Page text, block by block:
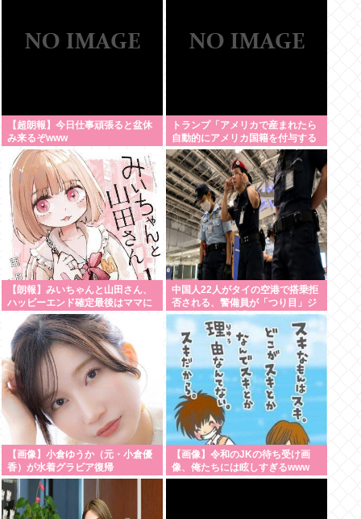
【超朗報】今日仕事頑張ると盆休
み来るぞwww
トランプ「アメリカで産まれたら
自動的にアメリカ国籍を付与する
のをやめる！」
【朗報】みいちゃんと山田さん、
ハッピーエンド確定最後はママに
埋葬される・・・・・・・・・
中国人22人がタイの空港で搭乗拒
否される、警備員が「つり目」ジ
ェスチャー―香港メディア [8/6]
【画像】小倉ゆうか（元・小倉優
香）が水着グラビア復帰
【画像】令和のJKの待ち受け画
像、俺たちには眩しすぎるwww